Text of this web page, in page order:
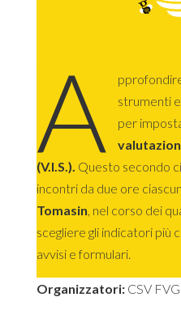
A
strumenti
per
(V.I.S.). Questo secondo
incontri da due ore
Tomasin, nel corso dei
scegliere gli indicatori più
avvisi e formulari.
Organizzatori:CSV FVG